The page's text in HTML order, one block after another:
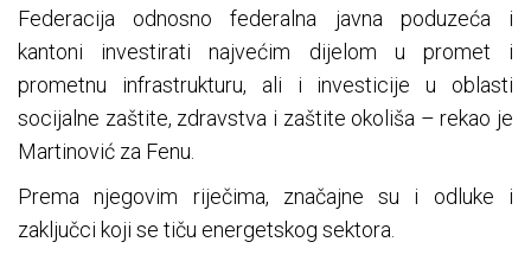
Federacija odnosno federalna javna poduzeća i
kantoni investirati najvećim dijelom u promet i
prometnu infrastrukturu, ali i investicije u oblasti
socijalne zaštite, zdravstva i zaštite okoliša – rekao je
Martinović za Fenu.
Prema njegovim riječima, značajne su i odluke i
zaključci koji se tiču energetskog sektora.